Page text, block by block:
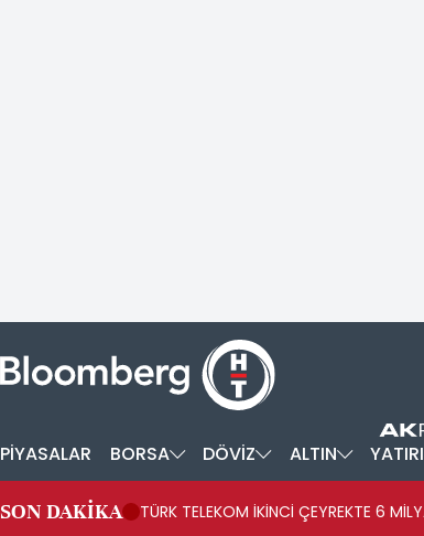
PİYASALAR BORSA DÖVİZ ALTIN
SON DAKİKA TÜRK TELEKOM İKİNCİ ÇEYREKTE 6